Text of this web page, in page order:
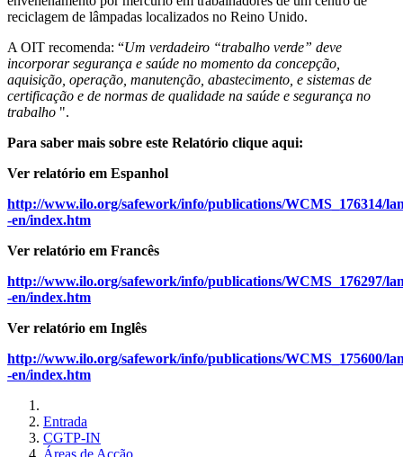
reciclagem de lâmpadas localizados no Reino Unido.
A OIT recomenda: “Um verdadeiro “trabalho verde” deve
incorporar segurança e saúde no momento da concepção,
aquisição, operação, manutenção, abastecimento, e sistemas de
certificação e de normas de qualidade na saúde e segurança no
trabalho ".
Para saber mais sobre este Relatório clique aqui:
Ver relatório em Espanhol
http://www.ilo.org/safework/info/publications/WCMS_176314/
-en/index.htm
Ver relatório em Francês
http://www.ilo.org/safework/info/publications/WCMS_176297/
-en/index.htm
Ver relatório em Inglês
http://www.ilo.org/safework/info/publications/WCMS_175600/
-en/index.htm
Entrada
CGTP-IN
Áreas de Acção